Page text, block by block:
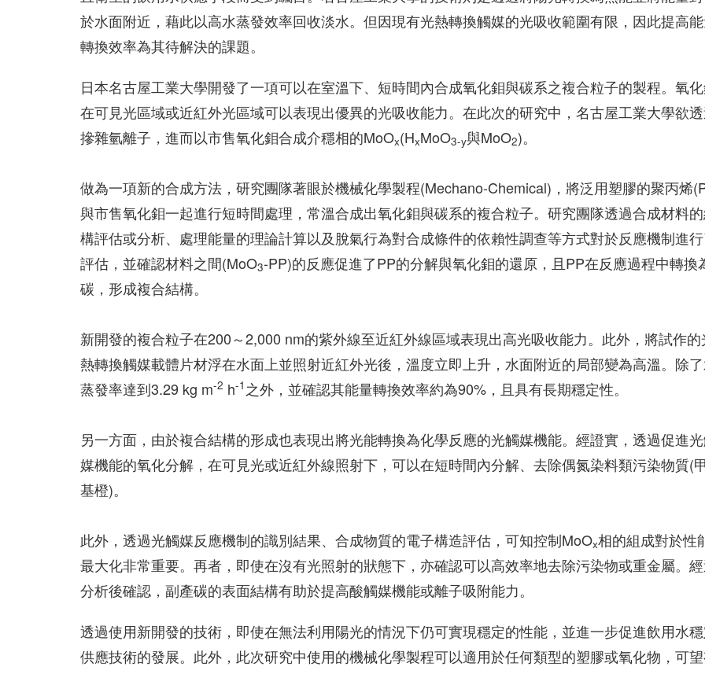
於水面附近，藉此以高水蒸發效率回收淡水。但因現有光熱轉換觸媒的光吸收範圍有限，因此提高
轉換效率為其待解決的課題。
日本名古屋工業大學開發了一項可以在室溫下、短時間內合成氧化鉬與碳系之複合粒子的製程。氧
在可見光區域或近紅外光區域可以表現出優異的光吸收能力。在此次的研究中，名古屋工業大學欲
摻雜氫離子，進而以市售氧化鉬合成介穩相的MoOx(HxMoO3-y與MoO2)。
做為一項新的合成方法，研究團隊著眼於機械化學製程(Mechano-Chemical)，將泛用塑膠的聚丙烯
與市售氧化鉬一起進行短時間處理，常溫合成出氧化鉬與碳系的複合粒子。研究團隊透過合成材料
構評估或分析、處理能量的理論計算以及脫氣行為對合成條件的依賴性調查等方式對於反應機制進
評估，並確認材料之間(MoO3-PP)的反應促進了PP的分解與氧化鉬的還原，且PP在反應過程中轉換
碳，形成複合結構。
新開發的複合粒子在200～2,000 nm的紫外線至近紅外線區域表現出高光吸收能力。此外，將試作的
熱轉換觸媒載體片材浮在水面上並照射近紅外光後，溫度立即上升，水面附近的局部變為高溫。除
蒸發率達到3.29 kg m-2 h-1 之外，並確認其能量轉換效率約為90%，且具有長期穩定性。
另一方面，由於複合結構的形成也表現出將光能轉換為化學反應的光觸媒機能。經證實，透過促進
媒機能的氧化分解，在可見光或近紅外線照射下，可以在短時間內分解、去除偶氮染料類污染物質(
基橙)。
此外，透過光觸媒反應機制的識別結果、合成物質的電子構造評估，可知控制MoOx相的組成對於性
最大化非常重要。再者，即使在沒有光照射的狀態下，亦確認可以高效率地去除污染物或重金屬。
分析後確認，副產碳的表面結構有助於提高酸觸媒機能或離子吸附能力。
透過使用新開發的技術，即使在無法利用陽光的情況下仍可實現穩定的性能，並進一步促進飲用水
供應技術的發展。此外，此次研究中使用的機械化學製程可以適用於任何類型的塑膠或氧化物，可